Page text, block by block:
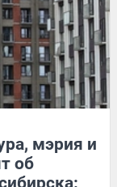
мэрия и
об